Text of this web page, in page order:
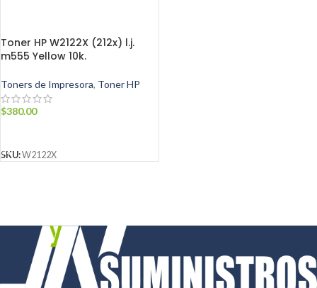
Toner HP W2122X (212x) l.j.
m555 Yellow 10k.
Toners de Impresora, Toner HP
$380.00
SKU:W2122X